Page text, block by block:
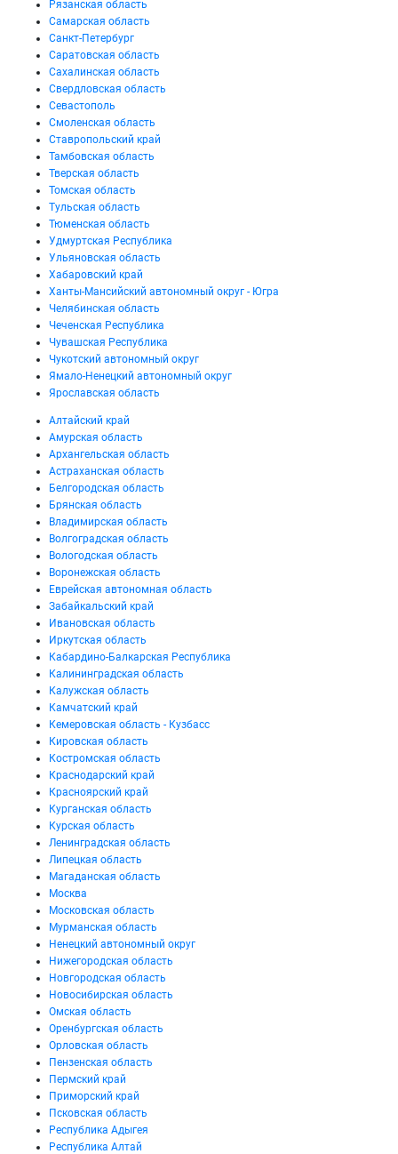
Рязанская область
Самарская область
Санкт-Петербург
Саратовская область
Сахалинская область
Свердловская область
Севастополь
Смоленская область
Ставропольский край
Тамбовская область
Тверская область
Томская область
Тульская область
Тюменская область
Удмуртская Республика
Ульяновская область
Хабаровский край
Ханты-Мансийский автономный округ - Югра
Челябинская область
Чеченская Республика
Чувашская Республика
Чукотский автономный округ
Ямало-Ненецкий автономный округ
Ярославская область
Алтайский край
Амурская область
Архангельская область
Астраханская область
Белгородская область
Брянская область
Владимирская область
Волгоградская область
Вологодская область
Воронежская область
Еврейская автономная область
Забайкальский край
Ивановская область
Иркутская область
Кабардино-Балкарская Республика
Калининградская область
Калужская область
Камчатский край
Кемеровская область - Кузбасс
Кировская область
Костромская область
Краснодарский край
Красноярский край
Курганская область
Курская область
Ленинградская область
Липецкая область
Магаданская область
Москва
Московская область
Мурманская область
Ненецкий автономный округ
Нижегородская область
Новгородская область
Новосибирская область
Омская область
Оренбургская область
Орловская область
Пензенская область
Пермский край
Приморский край
Псковская область
Республика Адыгея
Республика Алтай